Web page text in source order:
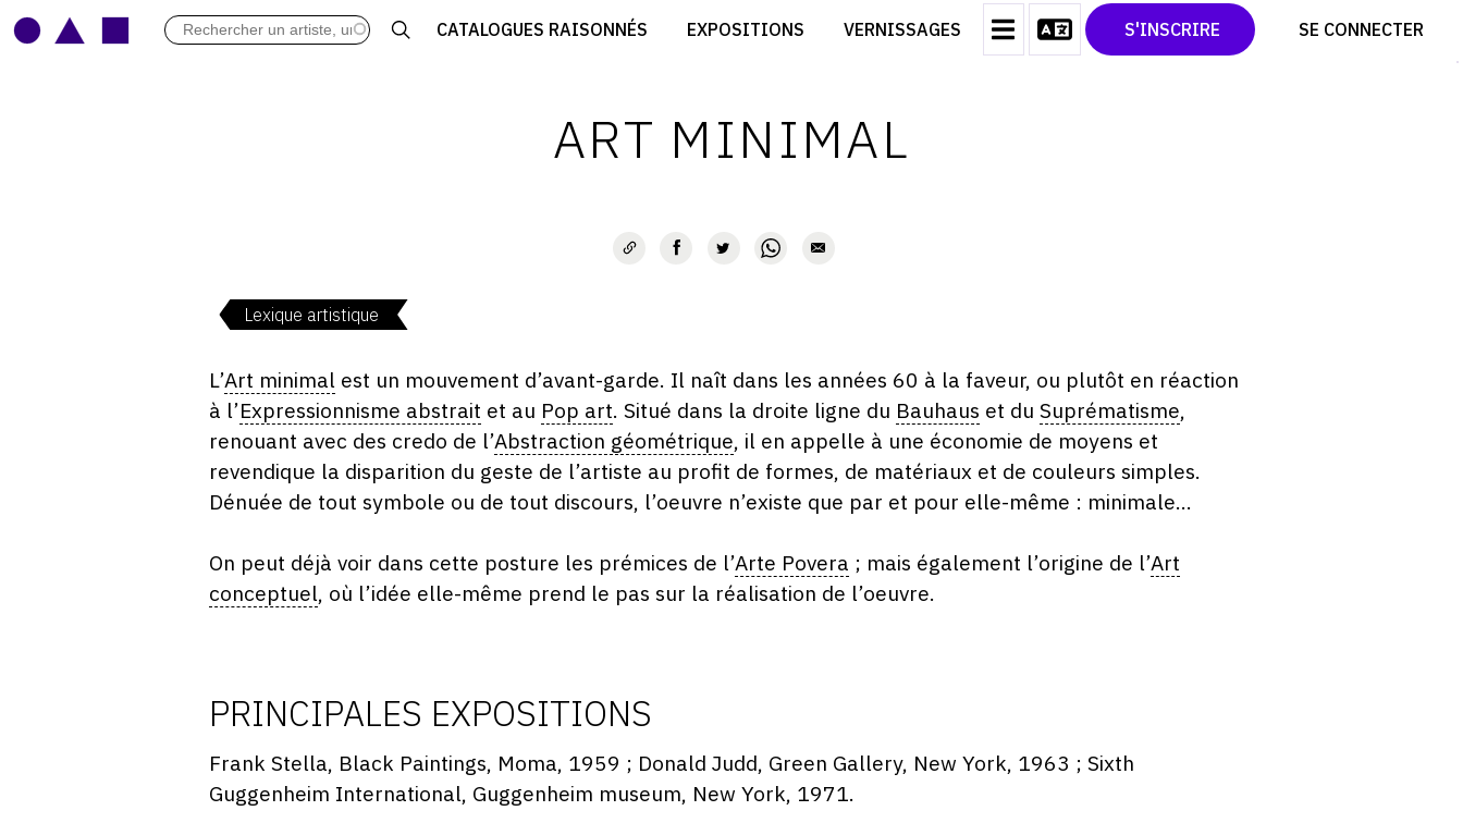
CATALOGUES RAISONNÉS EXPOSITIONS VERNISSAGES S'INSCRIRE SE CONNECTER
ARCHIVES DES EXPOSITIONS
CRÉER SON CATALOGUE D'EXPO
CONTACT
CGU
TWITTER
PINTEREST
ART MINIMAL
Lexique artistique
L’Art minimal est un mouvement d’avant-garde. Il naît dans les années 60 à la faveur, ou plutôt en réaction
à l’Expressionnisme abstrait et au Pop art. Situé dans la droite ligne du Bauhaus et du Suprématisme,
renouant avec des credo de l’Abstraction géométrique, il en appelle à une économie de moyens et
revendique la disparition du geste de l’artiste au profit de formes, de matériaux et de couleurs simples.
Dénuée de tout symbole ou de tout discours, l’oeuvre n’existe que par et pour elle-même : minimale…
On peut déjà voir dans cette posture les prémices de l’Arte Povera ; mais également l’origine de l’Art
conceptuel, où l’idée elle-même prend le pas sur la réalisation de l’oeuvre.
PRINCIPALES EXPOSITIONS
Frank Stella, Black Paintings, Moma, 1959 ; Donald Judd, Green Gallery, New York, 1963 ; Sixth
Guggenheim International, Guggenheim museum, New York, 1971.